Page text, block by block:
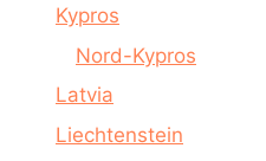
Kypros
Nord-Kypros
Latvia
Liechtenstein